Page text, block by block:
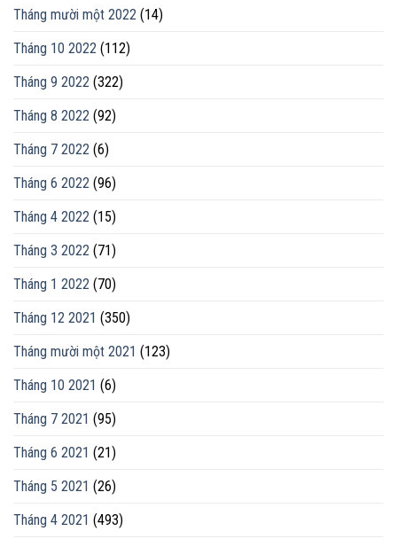
Tháng mười một 2022 (14)
Tháng 10 2022 (112)
Tháng 9 2022 (322)
Tháng 8 2022 (92)
Tháng 7 2022 (6)
Tháng 6 2022 (96)
Tháng 4 2022 (15)
Tháng 3 2022 (71)
Tháng 1 2022 (70)
Tháng 12 2021 (350)
Tháng mười một 2021 (123)
Tháng 10 2021 (6)
Tháng 7 2021 (95)
Tháng 6 2021 (21)
Tháng 5 2021 (26)
Tháng 4 2021 (493)